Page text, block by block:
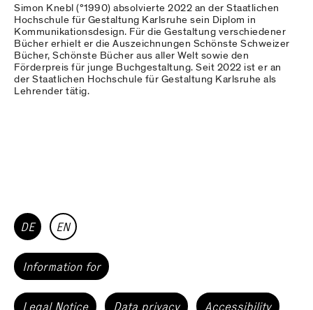
Simon Knebl (°1990) absolvierte 2022 an der Staatlichen
Hochschule für Gestaltung Karlsruhe sein Diplom in
Kommunikationsdesign. Für die Gestaltung verschiedener
Bücher erhielt er die Auszeichnungen Schönste Schweizer
Bücher, Schönste Bücher aus aller Welt sowie den
Förderpreis für junge Buchgestaltung. Seit 2022 ist er an
der Staatlichen Hochschule für Gestaltung Karlsruhe als
Lehrender tätig.
Information for
DE EN
Legal Notice Data privacy Accessibility